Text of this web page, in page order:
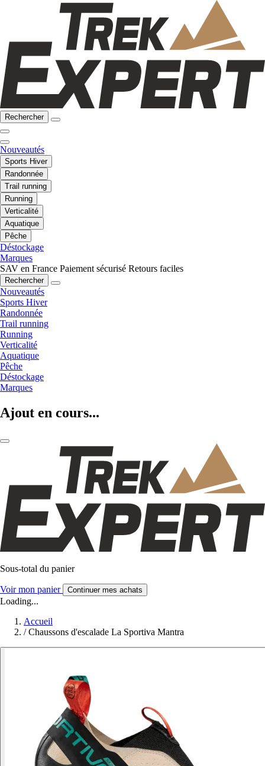
Rechercher
Nouveautés
Sports Hiver
Randonnée
Trail running
Running
Verticalité
Aquatique
Pêche
Déstockage
Marques
SAV en France Paiement sécurisé Retours faciles
Rechercher
Nouveautés
Sports Hiver
Randonnée
Trail running
Running
Verticalité
Aquatique
Pêche
Déstockage
Marques
Ajout en cours...
Sous-total du panier
Voir mon panier Continuer mes achats
Loading...
Accueil
/ Chaussons d'escalade La Sportiva Mantra